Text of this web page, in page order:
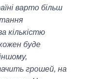
варто більш
кількістю
буде
грошей, на